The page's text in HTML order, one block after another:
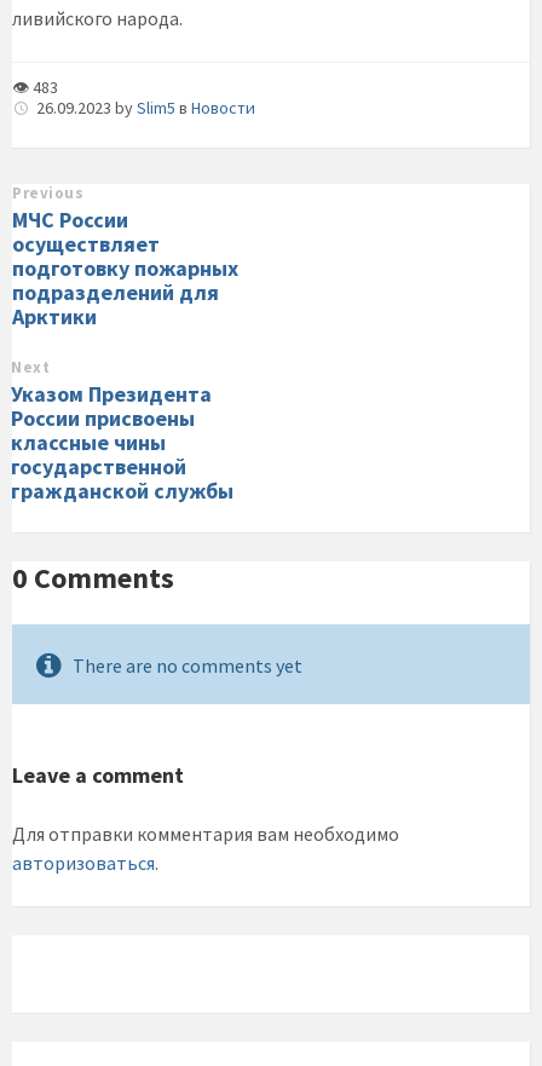
ливийского народа.
👁 483
26.09.2023 bySlim5 в Новости
Previous
МЧС России
осуществляет
подготовку пожарных
подразделений для
Арктики
Next
Указом Президента
России присвоены
классные чины
государственной
гражданской службы
0 Comments
There are no comments yet
Leave a comment
Для отправки комментария вам необходимо
авторизоваться.